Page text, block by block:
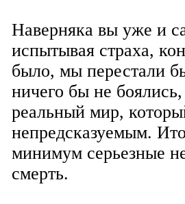
Наверняка вы уже и
испытывая страха,
было, мы перестали
ничего бы не
реальный мир,
непредсказуемым.
минимум серьезные
смерть.